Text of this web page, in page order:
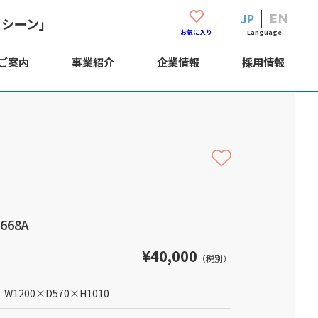
ーン」 お気に入り
EN
JP
Language
案内 事業紹介 企業情報 採用情報
¥40,000 （税別）
W1200×D570×H1010